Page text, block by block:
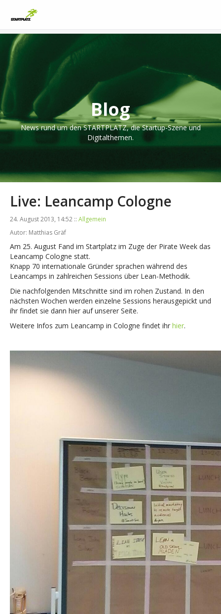
Blog
News rund um den STARTPLATZ, die Startup-Szene und
Digitalthemen.
Live: Leancamp Cologne
24. August 2013, 14:52 :: Allgemein
Autor: Matthias Gräf
Am 25. August Fand im Startplatz im Zuge der Pirate Week das
Leancamp Cologne statt.
Knapp 70 internationale Gründer sprachen während des
Leancamps in zahlreichen Sessions über Lean-Methodik.
Die nachfolgenden Mitschnitte sind im rohen Zustand. In den
nächsten Wochen werden einzelne Sessions herausgepickt und
ihr findet sie dann hier auf unserer Seite.
Weitere Infos zum Leancamp in Cologne findet ihr hier.